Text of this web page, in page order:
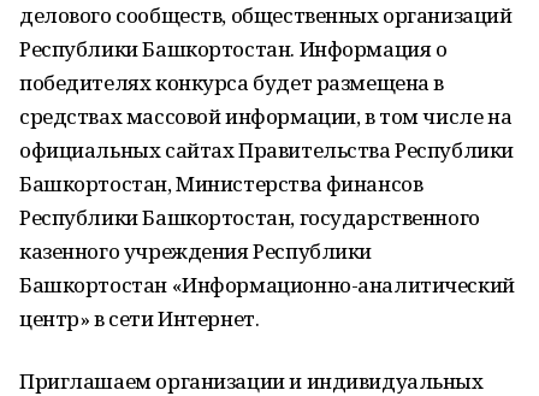
делового сообществ, общественных организаций
Республики Башкортостан. Информация о
победителях конкурса будет размещена в
средствах массовой информации, в том числе на
официальных сайтах Правительства Республики
Башкортостан, Министерства финансов
Республики Башкортостан, государственного
казенного учреждения Республики
Башкортостан «Информационно-аналитический
центр» в сети Интернет.
Приглашаем организации и индивидуальных